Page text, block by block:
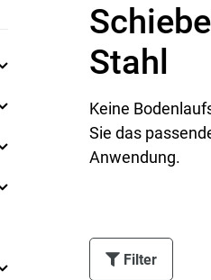
Stahl
Keine
Sie das
Anwendung.
Filter